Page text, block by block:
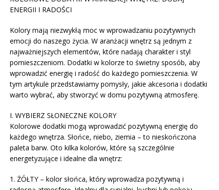
ENERGII I RADOŚCI
Kolory mają niezwykłą moc w wprowadzaniu pozytywnych
emocji do naszego życia. W aranżacji wnętrz są jednym z
najważniejszych elementów, które nadają charakter i styl
pomieszczeniom. Dodatki w kolorze to świetny sposób, aby
wprowadzić energię i radość do każdego pomieszczenia. W
tym artykule przedstawiamy pomysły, jakie akcesoria i dodatki
warto wybrać, aby stworzyć w domu pozytywną atmosferę.
I. WYBIERZ SŁONECZNE KOLORY
Kolorowe dodatki mogą wprowadzić pozytywną energię do
każdego wnętrza. Słońce, niebo, ziemia – to nieskończona
paleta barw. Oto kilka kolorów, które są szczególnie
energetyzujące i idealne dla wnętrz:
1. ŻÓŁTY – kolor słońca, który wprowadza pozytywną i